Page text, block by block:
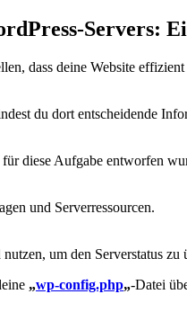
Servers:
dass deine Website
du‌ dort entscheidende
diese Aufgabe entworfen
und ‌Serverressourcen.
um den Serverstatus
„wp-config.php„-Datei